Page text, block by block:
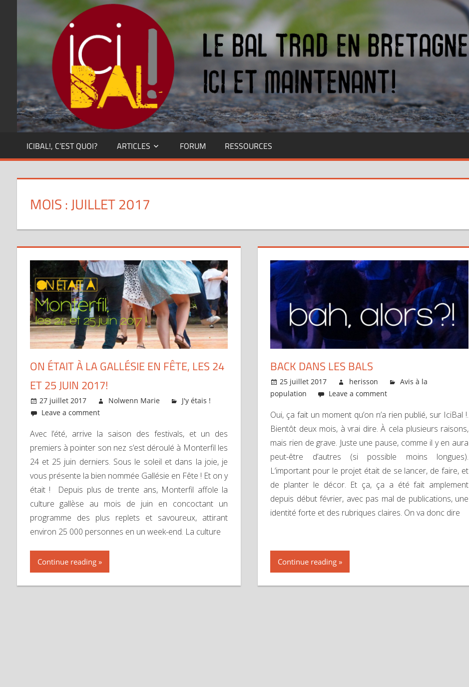
content
Dansez
ICIBAL!, C’EST QUOI? ARTICLES FORUM RESSOURCES
MOIS : JUILLET 2017
ON ÉTAIT À LA GALLÉSIE EN FÊTE, LES 24
ET 25 JUIN 2017!
27 juillet 2017 Nolwenn Marie
J'y étais !
Leave a comment
Avec l’été, arrive la saison des festivals, et un des
premiers à pointer son nez s’est déroulé à Monterfil les
24 et 25 juin derniers. Sous le soleil et dans la joie, je
vous présente la bien nommée Gallésie en Fête ! Et on y
était ! Depuis plus de trente ans, Monterfil affole la
culture gallèse au mois de juin en concoctant un
programme des plus replets et savoureux, attirant
environ 25 000 personnes en un week-end. La culture
Continue reading
BACK DANS LES BALS
25 juillet 2017 herisson
Avis à la
population
Leave a comment
Oui, ça fait un moment qu’on n’a rien publié, sur IciBal !.
Bientôt deux mois, à vrai dire. À cela plusieurs raisons,
mais rien de grave. Juste une pause, comme il y en aura
peut-être d’autres (si possible moins longues).
L’important pour le projet était de se lancer, de faire, et
de planter le décor. Et ça, ça a été fait amplement
depuis début février, avec pas mal de publications, une
identité forte et des rubriques claires. On va donc dire
Continue reading